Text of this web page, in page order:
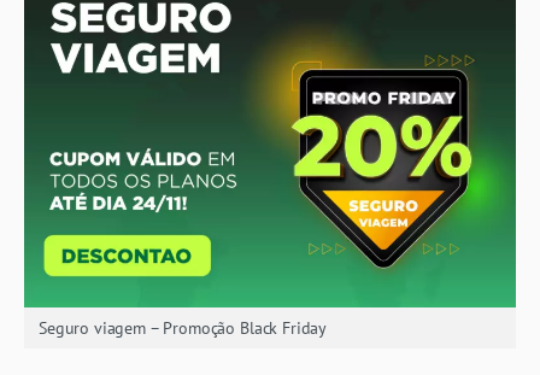
Seguro viagem – Promoção Black Friday